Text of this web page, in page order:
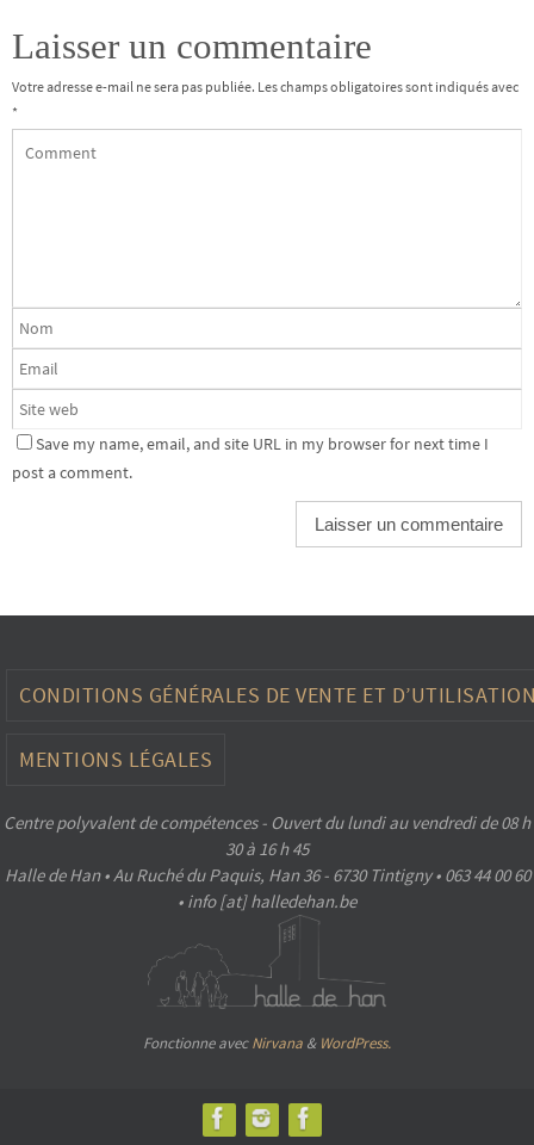
Laisser un commentaire
Votre adresse e-mail ne sera pas publiée. Les champs obligatoires sont indiqués avec
*
Save my name, email, and site URL in my browser for next time I
post a comment.
CONDITIONS GÉNÉRALES DE VENTE ET
MENTIONS LÉGALES
Centre polyvalent de compétences - Ouvert du lundi au vendredi de 08 h
30 à 16 h 45
Halle de Han • Au Ruché du Paquis, Han 36 - 6730 Tintigny • 063 44 00 60
• info [at] halledehan.be
Fonctionne avecNirvana & WordPress.